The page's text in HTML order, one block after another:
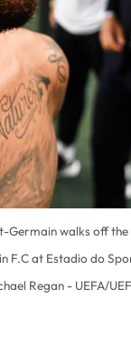
Germain walks off
at Estadio do
Regan - UEFA/